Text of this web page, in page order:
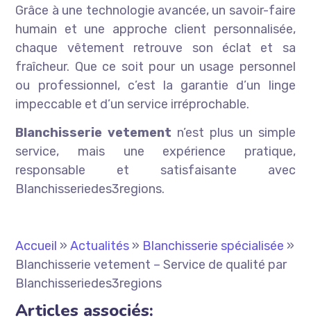
Grâce à une technologie avancée, un savoir-faire
humain et une approche client personnalisée,
chaque vêtement retrouve son éclat et sa
fraîcheur. Que ce soit pour un usage personnel
ou professionnel, c’est la garantie d’un linge
impeccable et d’un service irréprochable.
Blanchisserie vetement n’est plus un simple
service, mais une expérience pratique,
responsable et satisfaisante avec
Blanchisseriedes3regions.
Accueil »Actualités » Blanchisserie spécialisée »
Blanchisserie vetement – Service de qualité par
Blanchisseriedes3regions
Articles associés: